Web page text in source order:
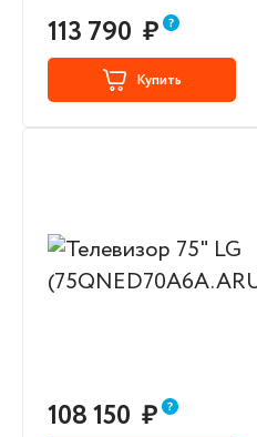
113 790 ₽
Купить
108 150 ₽